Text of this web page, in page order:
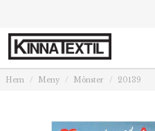
Hem Meny Mönster 20139